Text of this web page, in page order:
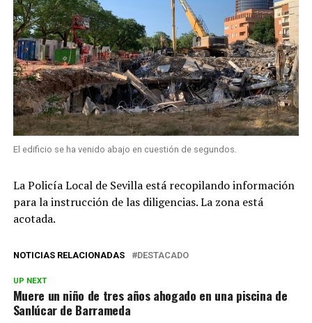
El edificio se ha venido abajo en cuestión de segundos.
La Policía Local de Sevilla está recopilando información
para la instrucción de las diligencias. La zona está
acotada.
NOTICIAS RELACIONADAS DESTACADO
UP NEXT
Muere un niño de tres años ahogado en una piscina de
Sanlúcar de Barrameda